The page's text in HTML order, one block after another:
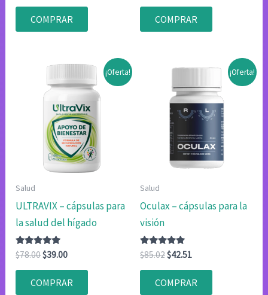
Valorado
4.83
de 5
COMPRAR
Valorado
4.75
de 5
COMPRAR
¡Oferta!
Salud
ULTRAVIX – cápsulas para
la salud del hígado
Valorado
con
4.80
de 5
$78.00El
original
era:
$39.00El
actual
es:
COMPRAR
¡Oferta!
Salud
Oculax – cápsulas para la
visión
Valorado
con
4.75
$85.02El
original
era:
$42.51El
actual
es:
COMPRAR